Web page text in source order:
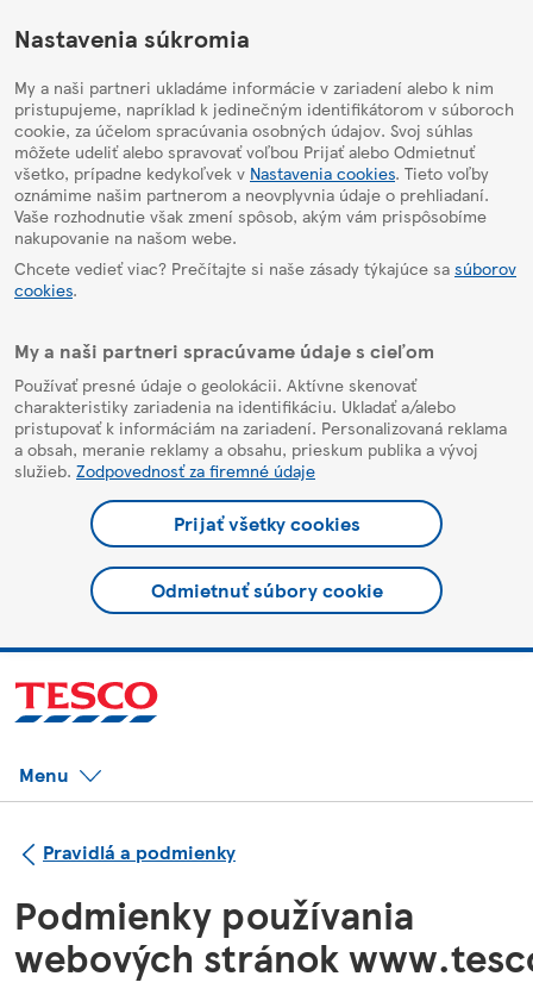
HelpPage
Nastavenia súkromia
My a naši partneri ukladáme informácie v zariadení alebo k nim
pristupujeme, napríklad k jedinečným identifikátorom v súboroch
cookie, za účelom spracúvania osobných údajov. Svoj súhlas
môžete udeliť alebo spravovať voľbou Prijať alebo Odmietnuť
všetko, prípadne kedykoľvek v Nastavenia cookies. Tieto voľby
oznámime našim partnerom a neovplyvnia údaje o prehliadaní.
Vaše rozhodnutie však zmení spôsob, akým vám prispôsobíme
nakupovanie na našom webe.
Chcete vedieť viac? Prečítajte si naše zásady týkajúce sa súborov
cookies.
My a naši partneri spracúvame údaje s cieľom
Používať presné údaje o geolokácii. Aktívne skenovať
charakteristiky zariadenia na identifikáciu. Ukladať a/alebo
pristupovať k informáciám na zariadení. Personalizovaná reklama
a obsah, meranie reklamy a obsahu, prieskum publika a vývoj
služieb. Zodpovednosť za firemné údaje
Prijať všetky cookies
Odmietnuť súbory cookie
Menu
Pravidlá a podmienky
Podmienky používania
webových stránok